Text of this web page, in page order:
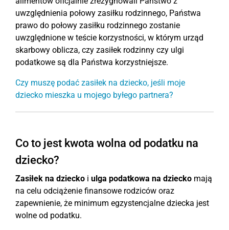
uwzględnienia połowy zasiłku rodzinnego, Państwa
prawo do połowy zasiłku rodzinnego zostanie
uwzględnione w teście korzystności, w którym urząd
skarbowy oblicza, czy zasiłek rodzinny czy ulgi
podatkowe są dla Państwa korzystniejsze.
Czy muszę podać zasiłek na dziecko, jeśli moje
dziecko mieszka u mojego byłego partnera?
Co to jest kwota wolna od podatku na
dziecko?
Zasiłek na dziecko i ulga podatkowa na dziecko mają
na celu odciążenie finansowe rodziców oraz
zapewnienie, że minimum egzystencjalne dziecka jest
wolne od podatku.